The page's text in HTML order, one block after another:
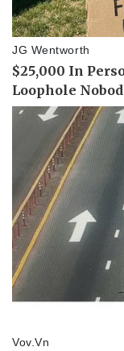
Pháp luật
Vụ án
Tin nóng
Tư vấn luật